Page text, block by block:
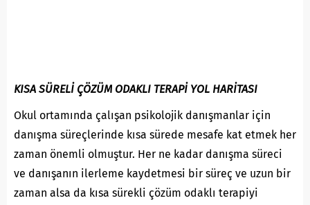
KISA SÜRELİ ÇÖZÜM ODAKLI TERAPİ YOL HARİTASI
Okul ortamında çalışan psikolojik danışmanlar için
danışma süreçlerinde kısa sürede mesafe kat etmek her
zaman önemli olmuştur. Her ne kadar danışma süreci
ve danışanın ilerleme kaydetmesi bir süreç ve uzun bir
zaman alsa da kısa sürekli çözüm odaklı terapiyi